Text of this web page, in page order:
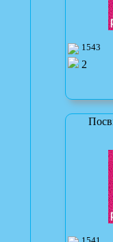
1543
2